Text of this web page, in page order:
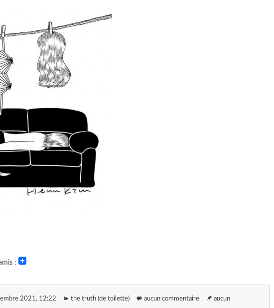
:
2021 , 12:22 the truth (de toilette) aucun commentaire
aucun